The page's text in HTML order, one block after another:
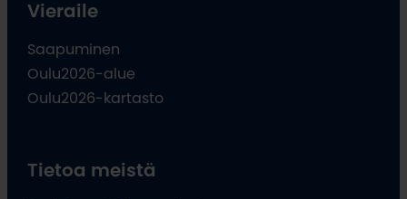
Vieraile
Saapuminen
Oulu2026-alue
Oulu2026-kartasto
Tietoa meistä